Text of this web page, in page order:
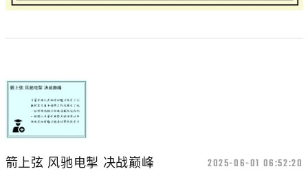
箭上弦 风驰电掣 决战巅峰 2025-06-01 06:52:20